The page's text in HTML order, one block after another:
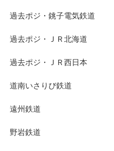
過去ポジ・銚子電気鉄道
過去ポジ・ＪＲ北海道
過去ポジ・ＪＲ西日本
道南いさりび鉄道
遠州鉄道
野岩鉄道